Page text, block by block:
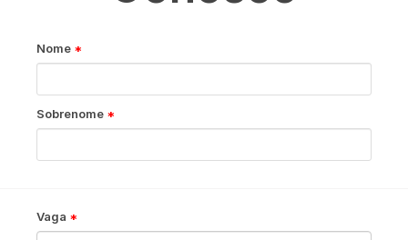
Nome
Sobrenome
Vaga